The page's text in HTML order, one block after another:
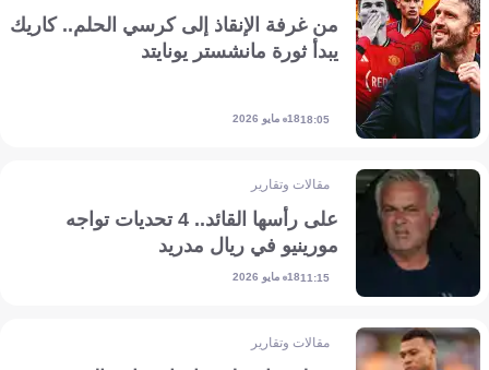
من غرفة الإنقاذ إلى كرسي الحلم.. كاريك
يبدأ ثورة مانشستر يونايتد
18:0518 مايو 2026
مقالات وتقارير
على رأسها القائد.. 4 تحديات تواجه
مورينيو في ريال مدريد
11:1518 مايو 2026
مقالات وتقارير